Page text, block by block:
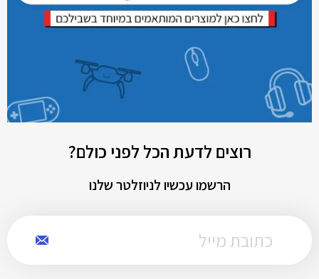
רוצים לדעת הכל לפני כולם?
הרשמו עכשיו לניוזלטר שלנו